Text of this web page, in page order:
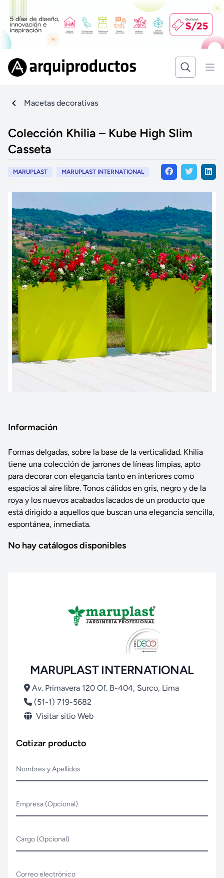
Macetas decorativas
Colección Khilia – Kube High Slim
Casseta
MARUPLAST MARUPLAST INTERNATIONAL
Información
Formas delgadas, sobre la base de la verticalidad. Khilia
tiene una colección de jarrones de líneas limpias, apto
para decorar con elegancia tanto en interiores como
espacios al aire libre. Tonos cálidos en gris, negro y de la
roya y los nuevos acabados lacados de un producto que
está dirigido a aquellos que buscan una elegancia sencilla,
espontánea, inmediata.
No hay catálogos disponibles
MARUPLAST INTERNATIONAL
Av. Primavera 120 Of. B-404, Surco, Lima
(51-1) 719-5682
Visitar sitio Web
Cotizar producto
Nombres y Apellidos
Empresa (Opcional)
Cargo (Opcional)
Correo electrónico